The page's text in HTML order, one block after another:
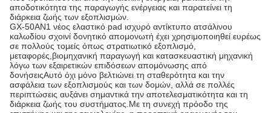
αποδοτικότητα της παραγωγής ενέργειας και παρατείνει τη
διάρκεια ζωής των εξοπλισμών.
GX-50AN1 νέος ελαστικό pad ισχυρό αντίκτυπο ατσάλινου
καλωδίου σχοινί δονητικό απομονωτή έχει χρησιμοποιηθεί ευρέως
σε πολλούς τομείς όπως στρατιωτικό εξοπλισμό,
μεταφορές,βιομηχανική παραγωγή και κατασκευαστική μηχανική
λόγω των εξαιρετικών επιδόσεων απομόνωσης από
δονήσειςΑυτό όχι μόνο βελτιώνει τη σταθερότητα και την
ασφάλεια των εξοπλισμούς και των δομών, αλλά σε πολλές
περιπτώσεις αυξάνει σημαντικά την αποτελεσματικότητα και τη
διάρκεια ζωής του συστήματος.Με τη συνεχή πρόοδο της